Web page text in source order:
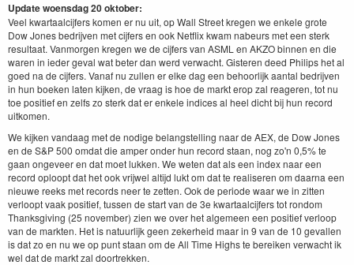
Update woensdag 20 oktober:
Veel kwartaalcijfers komen er nu uit, op Wall Street kregen we enkele grote
Dow Jones bedrijven met cijfers en ook Netflix kwam nabeurs met een sterk
resultaat. Vanmorgen kregen we de cijfers van ASML en AKZO binnen en die
waren in ieder geval wat beter dan werd verwacht. Gisteren deed Philips het al
goed na de cijfers. Vanaf nu zullen er elke dag een behoorlijk aantal bedrijven
in hun boeken laten kijken, de vraag is hoe de markt erop zal reageren, tot nu
toe positief en zelfs zo sterk dat er enkele indices al heel dicht bij hun record
uitkomen.
We kijken vandaag met de nodige belangstelling naar de AEX, de Dow Jones
en de S&P 500 omdat die amper onder hun record staan, nog zo'n 0,5% te
gaan ongeveer en dat moet lukken. We weten dat als een index naar een
record oploopt dat het ook vrijwel altijd lukt om dat te realiseren om daarna een
nieuwe reeks met records neer te zetten. Ook de periode waar we in zitten
verloopt vaak positief, tussen de start van de 3e kwartaalcijfers tot rondom
Thanksgiving (25 november) zien we over het algemeen een positief verloop
van de markten. Het is natuurlijk geen zekerheid maar in 9 van de 10 gevallen
is dat zo en nu we op punt staan om de All Time Highs te bereiken verwacht ik
wel dat de markt zal doortrekken.